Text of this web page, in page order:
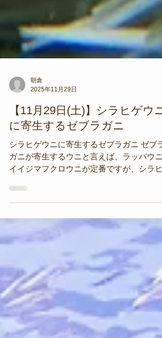
朝倉
【11月29日(土)】シラヒゲウニ
に寄生するゼブラガニ
シラヒゲウニに寄生するゼブラガニ ゼブラ
ガニが寄生するウニと言えば、ラッパウニ
イイジマフクロウニが定番ですが、シラヒ
ウニにも寄生するんですね。 自分は初めて
の光景でした。 ところでシラヒゲウニと言
えば、沖縄など亜熱帯の温かい海に生息す
ウニですが、ここ数年の間に平沢エリアで
よく見かけるようになりました。 温暖化の
影響なのか、この種の分布も北上してきて
るのかもしれませんね。 またまた自然環境
の変化を肌で感じる瞬間でした。 テーマの
主体がゼブラガニなのかウニなのか、よく